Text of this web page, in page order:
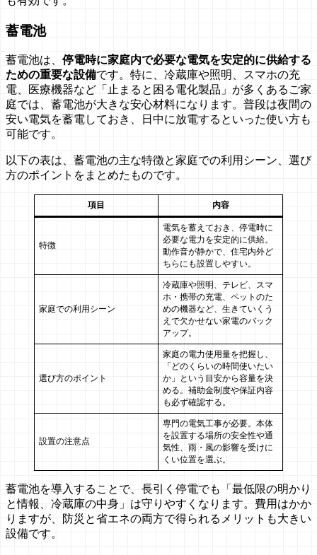
蓄電池
蓄電池は、 停電時に家庭内で必要な電気を安定的に供給する
ための重要な設備です。特に、冷蔵庫や照明、スマホの充
電、医療機器など「止まると困る電化製品」が多くあるご家
庭では、蓄電池が大きな安心材料になります。普段は夜間の
安い電気を蓄電しておき、日中に放電するといった使い方も
可能です。
以下の表は、蓄電池の主な特徴と家庭での利用シーン、選び
方のポイントをまとめたものです。
項目 内容
特徴
電気を蓄えておき、停電時に
必要な電力を安定的に供給。
動作音が静かで、住宅内外ど
ちらにも設置しやすい。
家庭での利用シーン
冷蔵庫や照明、テレビ、スマ
ホ・携帯の充電、ペットのた
めの機器など、生きていくう
えで欠かせない家電のバック
アップ。
選び方のポイント
家庭の電力使用量を把握し、
「どのくらいの時間使いたい
か」という目安から容量を決
める。補助金制度や保証内容
も必ず確認する。
設置の注意点
専門の電気工事が必要。本体
を設置する場所の安全性や通
気性、雨・風の影響を受けに
くい位置を選ぶ。
蓄電池を導入することで、長引く停電でも「最低限の明かり
と情報、冷蔵庫の中身」は守りやすくなります。費用はかか
りますが、防災と省エネの両方で得られるメリットも大きい
設備です。